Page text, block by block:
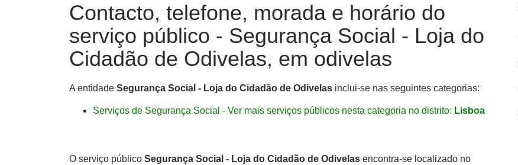
Contacto, telefone, morada e horário do
serviço público - Segurança Social - Loja do
Cidadão de Odivelas, em odivelas
A entidade Segurança Social - Loja do Cidadão de Odivelas inclui-se nas seguintes categorias:
Serviços de Segurança Social - Ver mais serviços públicos nesta categoria no distrito: Lisboa
O serviço público Segurança Social - Loja do Cidadão de Odivelas encontra-se localizado no